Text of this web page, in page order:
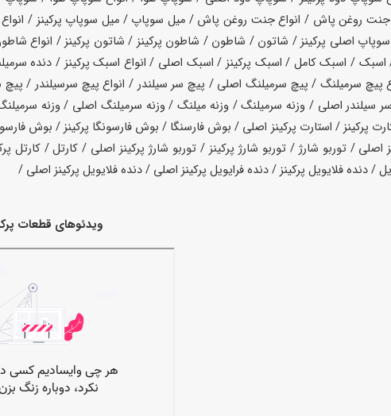
/ جنت روغن پاش / انواع جنت روغن پاش / میل سوپاپ / میل سوپاپ پرکینز /
اصلی پرکینز / شاتون / شاطون / شاطون پرکینز / شاتون پرکینز / انواع
اسبک / اسبک کامل / اسبک پرکینز / اسبک اصلی / انواع اسبک پرکینز / دنده
پیچ سرمیلنگ / پیچ سرمیلنگ اصلی / پیچ سر سیلندر / انواع پیچ سرسیلندر /
سیلندر اصلی / وزنه سرمیلنگ / وزنه میلنگ / وزنه سرمیلنگ اصلی / وزنه
پرکینز / استارت پرکینز اصلی / بوش فارسنگا / بوش فارسونگا پرکینز / بوش
/ توربو شارژ / توربو شارژ پرکینز / توربو شارژ پرکینز اصلی / کارتل / کارتل
/ دنده فلایویل پرکینز / دنده فرایویل پرکینز اصلی / دنده فلایویل پرکینز اصلی /
ویدئوهای قطعات